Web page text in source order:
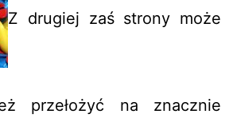
Z drugiej zaś strony może
przełożyć na znacznie